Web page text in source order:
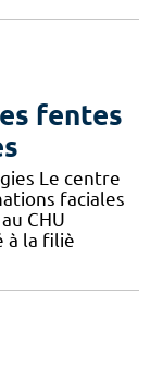
fentes
Le centre
faciales
CHU
à la filiè